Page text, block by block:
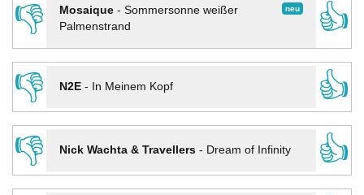
👎
neu
Mosaique- Sommersonne weißer
Palmenstrand
👍
👎
N2E- In Meinem Kopf
👍
👎
Nick Wachta & Travellers- Dream of Infinity
👍